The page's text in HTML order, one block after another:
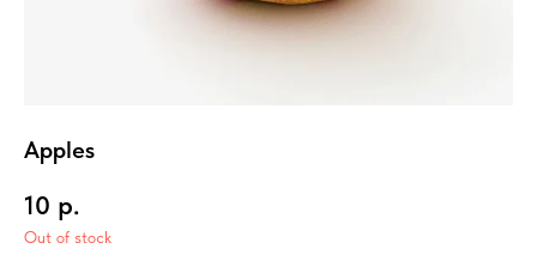
Apples
10 р.
Out of stock